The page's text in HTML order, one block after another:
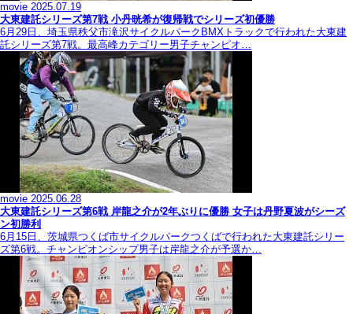
movie 2025.07.19
大東建託シリーズ第7戦 ⼩丹晄希が復帰戦でシリーズ初優勝
6月29日、埼玉県秩父市滝沢サイクルパークBMXトラックで行われた大東建
託シリーズ第7戦。最高峰カテゴリー男子チャンピオ…
movie 2025.06.28
大東建託シリーズ第6戦 岸龍之介が2年ぶりに優勝 女子は丹野夏波がシーズ
ン初勝利
6月15日、茨城県つくば市サイクルパークつくばで行われた大東建託シリー
ズ第6戦。チャンピオンシップ男子は岸龍之介が予選か…